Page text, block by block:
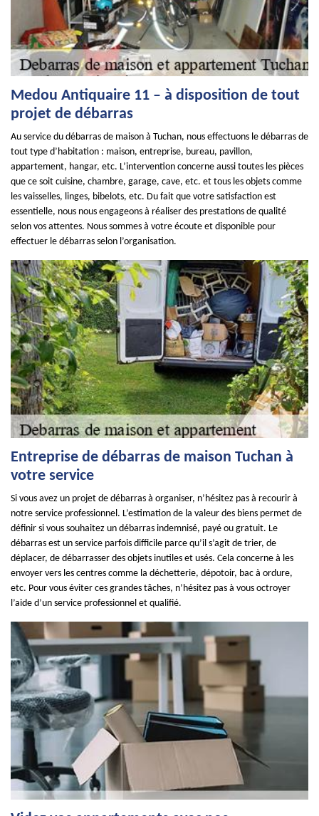
Medou Antiquaire 11 – à disposition de tout
projet de débarras
Au service du débarras de maison à Tuchan, nous effectuons le débarras de
tout type d’habitation : maison, entreprise, bureau, pavillon,
appartement, hangar, etc. L’intervention concerne aussi toutes les pièces
que ce soit cuisine, chambre, garage, cave, etc. et tous les objets comme
les vaisselles, linges, bibelots, etc. Du fait que votre satisfaction est
essentielle, nous nous engageons à réaliser des prestations de qualité
selon vos attentes. Nous sommes à votre écoute et disponible pour
effectuer le débarras selon l’organisation.
Entreprise de débarras de maison Tuchan à
votre service
Si vous avez un projet de débarras à organiser, n’hésitez pas à recourir à
notre service professionnel. L’estimation de la valeur des biens permet de
définir si vous souhaitez un débarras indemnisé, payé ou gratuit. Le
débarras est un service parfois difficile parce qu’il s’agit de trier, de
déplacer, de débarrasser des objets inutiles et usés. Cela concerne à les
envoyer vers les centres comme la déchetterie, dépotoir, bac à ordure,
etc. Pour vous éviter ces grandes tâches, n’hésitez pas à vous octroyer
l’aide d’un service professionnel et qualifié.